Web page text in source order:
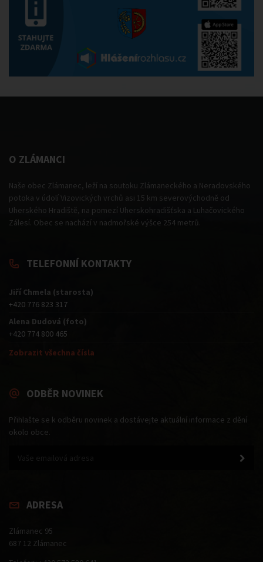
O ZLÁMANCI
Naše obec Zlámanec, leží na soutoku Zlámaneckého a Neradovského
potoka v údolí Vizovických vrchů asi 15 km severovýchodně od
Uherského Hradiště, na pomezí Uherskohradišťska a Luhačovického
Zálesí. Obec se nachází v nadmořské výšce 254 metrů.
TELEFONNÍ KONTAKTY
Jiří Chmela (starosta)
+420 776 823 317
Alena Dudová (foto)
+420 774 800 465
Zobrazit všechna čísla
ODBĚR NOVINEK
Přihlašte se k odběru novinek a dostávejte aktuální informace z dění
okolo obce.
ADRESA
Zlámanec 95
687 12 Zlámanec